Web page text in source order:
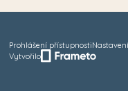
Prohlášení přístupnosti
Vytvořilo